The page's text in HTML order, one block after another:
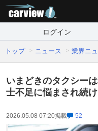
ログイン
トップ ニュース 業界ニ
いまどきのタクシー
士不足に悩まされ続
2026.05.08 07:20掲載 52